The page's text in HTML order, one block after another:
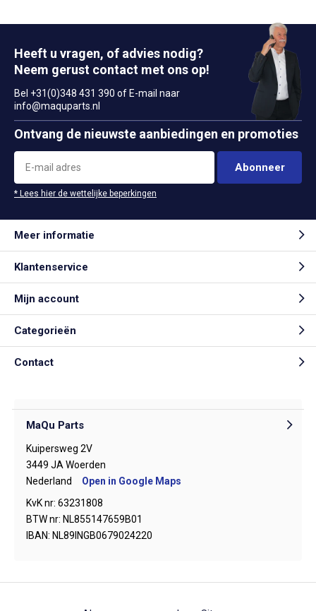
Heeft u vragen, of advies nodig?
Neem gerust contact met ons op!
Bel +31(0)348 431 390 of E-mail naar
info@maquparts.nl
Ontvang de nieuwste aanbiedingen en promoties
Abonneer
* Lees hier de wettelijke beperkingen
Meer informatie
Klantenservice
Mijn account
Categorieën
Contact
MaQu Parts
Kuipersweg 2V
3449 JA Woerden
Nederland
Open in Google Maps
KvK nr: 63231808
BTW nr: NL855147659B01
IBAN: NL89INGB0679024220